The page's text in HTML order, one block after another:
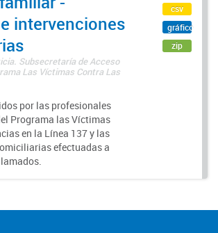
intervenciones
Subsecretaría de Acceso
Las Víctimas Contra Las
por las profesionales
Programa las Víctimas
en la Línea 137 y las
efectuadas a
csv
gráfico
zip